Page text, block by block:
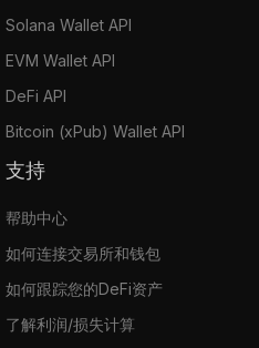
Solana Wallet API
EVM Wallet API
DeFi API
Bitcoin (xPub) Wallet API
支持
帮助中心
如何连接交易所和钱包
如何跟踪您的DeFi资产
了解利润/损失计算